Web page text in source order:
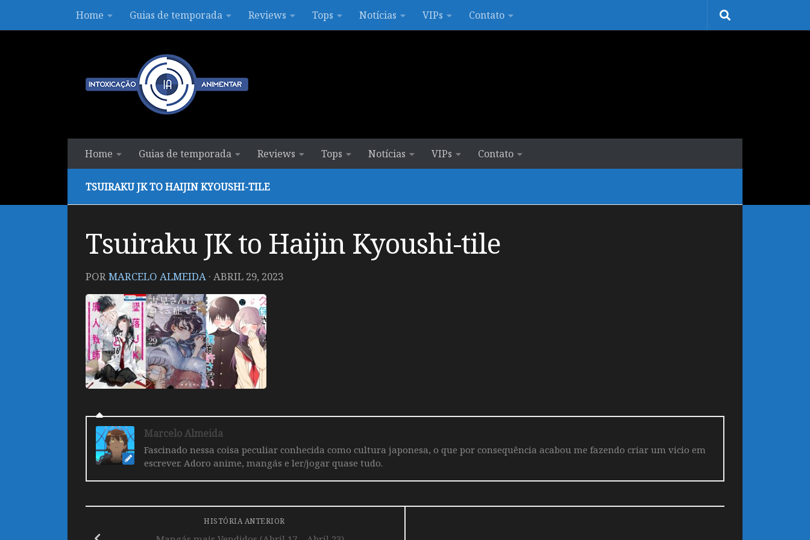
Skip to contentHome Guias de temporada Reviews Tops Notícias VIPs Contato
Home Guias de temporada Reviews Tops Notícias VIPs Contato
TSUIRAKU JK TO HAIJIN KYOUSHI-TILE
Tsuiraku JK to Haijin Kyoushi-tile
PORMARCELO ALMEIDA · ABRIL 29, 2023
Marcelo Almeida
Fascinado nessa coisa peculiar conhecida como cultura japonesa, o que por consequência acabou me fazendo criar um vicio em
escrever. Adoro anime, mangás e ler/jogar quase tudo.
HISTÓRIA ANTERIOR